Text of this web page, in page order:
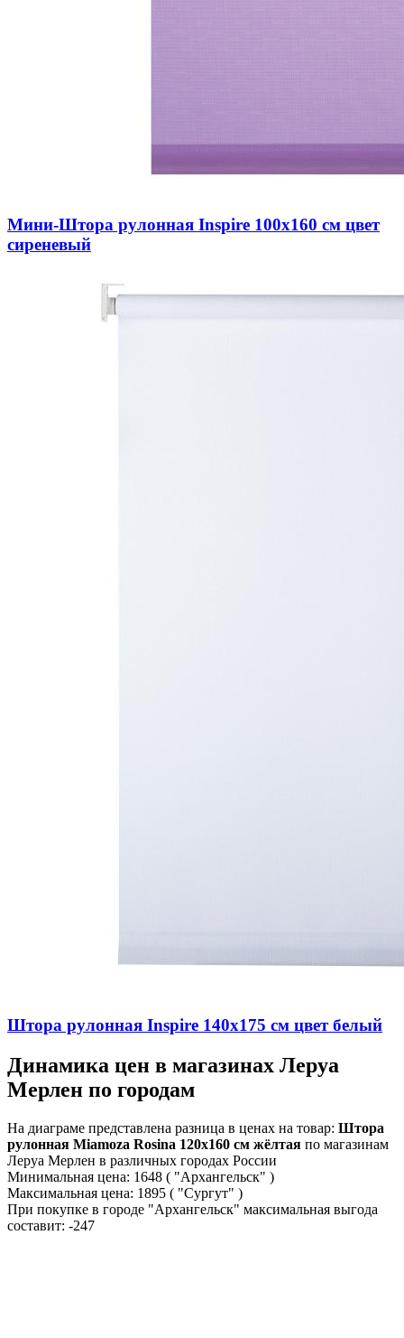
Мини-Штора рулонная Inspire 100х160 см цвет
сиреневый
Штора рулонная Inspire 140х175 см цвет белый
Динамика цен в магазинах Леруа
Мерлен по городам
На диаграме представлена разница в ценах на товар: Штора
рулонная Miamoza Rosina 120x160 см жёлтая по магазинам
Леруа Мерлен в различных городах России
Минимальная цена: 1648 ( "Архангельск" )
Максимальная цена: 1895 ( "Сургут" )
При покупке в городе "Архангельск" максимальная выгода
составит: -247